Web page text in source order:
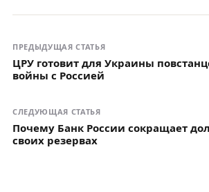
ПРЕДЫДУЩАЯ СТАТЬЯ
ЦРУ готовит для Украины
войны с Россией
СЛЕДУЮЩАЯ СТАТЬЯ
Почему Банк России сокращает
своих резервах